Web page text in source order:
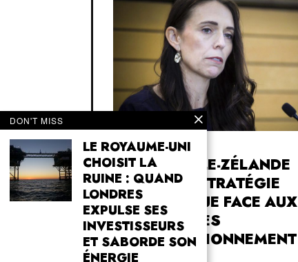
12 AUGUST 2025
LA NOUVELLE-ZÉLANDE
RÉVISE SA STRATÉGIE
ÉNERGÉTIQUE FACE AUX
CONTRAINTES
D’APPROVISIONNEMENT
DON'T MISS
LE ROYAUME-UNI
CHOISIT LA
RUINE : QUAND
LONDRES
EXPULSE SES
INVESTISSEURS
ET SABORDE SON
ÉNERGIE